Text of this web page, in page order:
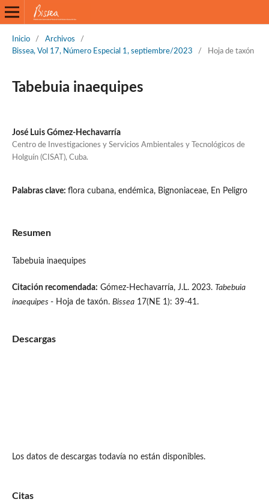
Inicio / Archivos
/
Bissea, Vol 17, Número Especial 1, septiembre/2023
/ Hoja de taxón
Tabebuia inaequipes
José Luis Gómez-Hechavarría
Centro de Investigaciones y Servicios Ambientales y Tecnológicos de
Holguín (CISAT), Cuba.
Palabras clave: flora cubana, endémica, Bignoniaceae, En Peligro
Resumen
Tabebuia inaequipes
Citación recomendada: Gómez-Hechavarría, J.L. 2023. Tabebuia
inaequipes - Hoja de taxón. Bissea17(NE 1): 39-41.
Descargas
Los datos de descargas todavía no están disponibles.
Citas